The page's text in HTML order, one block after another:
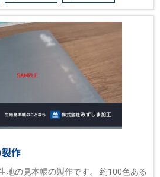
作
地の見本帳の製作です。 約100色ある